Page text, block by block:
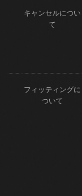
キャンセルについ
て
フィッティングに
ついて